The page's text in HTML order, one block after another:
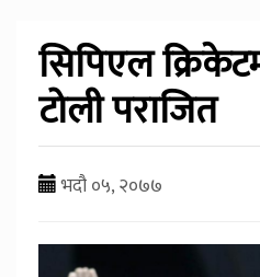
सिपिएल
टोली पराजित
भदौ ०५, २०७७